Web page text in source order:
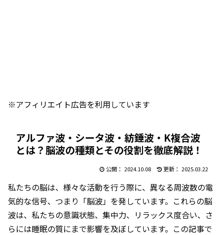
※アフィリエイト広告を利用しています
アルファ波・シータ波・紡錘波・K複合波
とは？脳波の種類とその役割を徹底解説！
2024.10.08 2025.03.22
私たちの脳は、様々な活動を行う際に、異なる周波数の電
気的な信号、つまり「脳波」を発しています。これらの脳
波は、私たちの意識状態、集中力、リラックス度合い、さ
らには睡眠の質にまで影響を及ぼしています。この記事で